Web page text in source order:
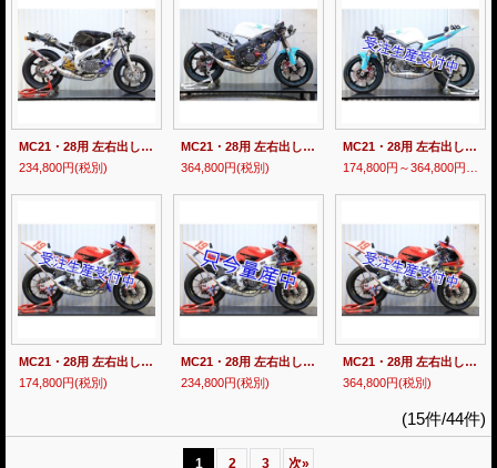
MC21・28用 左右出し STD ステンレスチャンバーボディー 【 RACE 】
234,800円(税別)
MC21・28用 左右出し STD チタンチャンバーボディー【 RACE 】
364,800円(税別)
MC21・28用 左右出し STD チャンバーボディー【 AV 】
MC21・28用 左右出し KACHIAGE スチールチャンバーボディー 【 STREET 】
174,800円(税別)
MC21・28用 左右出し KACHIAGE ステンレスチャンバーボディー 【 STREET 】
234,800円(税別)
MC21・28用 左右出し KACHIAGE チタンチャンバーボディー 【 STREET 】
364,800円(税別)
(15件/44件)
1 2 3 次»